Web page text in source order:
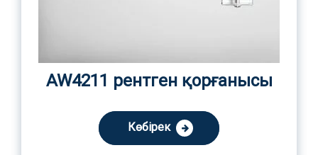
AW4211 рентген қорғанысы
Көбірек